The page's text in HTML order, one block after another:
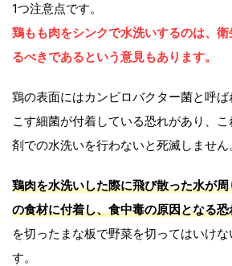
1つ注意点です。
鶏もも肉をシンクで水洗いするのは、
るべきであるという意見もあります。
鶏の表面にはカンピロバクター菌と呼
こす細菌が付着している恐れがあり、
剤での水洗いを行わないと死滅しません
鶏肉を水洗いした際に飛び散った水が
の食材に付着し、食中毒の原因となる
を切ったまな板で野菜を切ってはいけ
す。